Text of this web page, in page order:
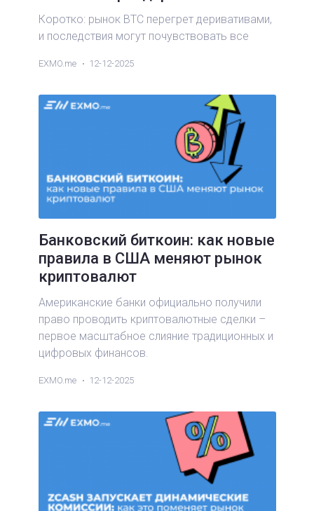
Коротко: рынок BTC перегрет деривативами,
и последствия могут почувствовать все
EXMO.me 12-12-2025
Банковский биткоин: как новые
правила в США меняют рынок
криптовалют
Американские банки официально получили
право проводить криптовалютные сделки –
первое масштабное слияние традиционных и
цифровых финансов.
EXMO.me 12-12-2025